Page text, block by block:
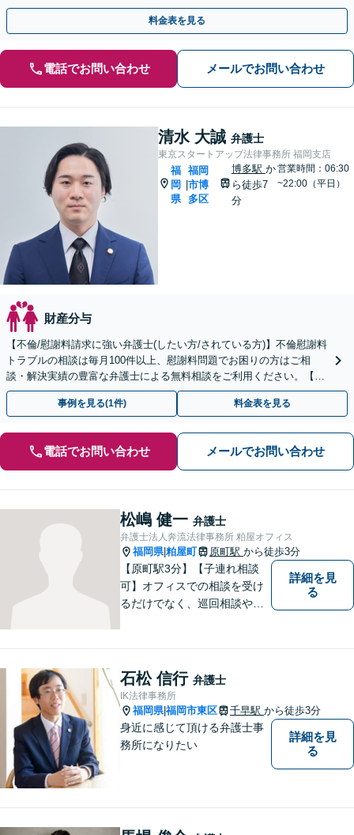
をご提案いたします
料金表を見る
電話でお問い合わせ メールでお問い合わせ
清水 大誠 弁護士
東京スタートアップ法律事務所 福岡支店
福
岡
県
|
福岡
市博
多区
博多駅 か
ら徒歩7
分
営業時間：06:30
~22:00（平日）
財産分与
【不倫/慰謝料請求に強い弁護士(したい方/されている方)】不倫慰謝料
トラブルの相談は毎月100件以上、慰謝料問題でお困りの方はご相
談・解決実績の豊富な弁護士による無料相談をご利用ください。【不
倫相談は初回0円】【福岡県全域対応】
事例を見る(1件) 料金表を見る
電話でお問い合わせ メールでお問い合わせ
松嶋 健一 弁護士
弁護士法人奔流法律事務所 粕屋オフィス
福岡県|粕屋町 原町駅 から徒歩3分
【原町駅3分】【子連れ相談
可】オフィスでの相談を受け
るだけでなく、巡回相談や出
に対応しております。安心し
てお任せください。
詳細を見
る
石松 信行 弁護士
IK法律事務所
福岡県|福岡市東区 千早駅 から徒歩3分
身近に感じて頂ける弁護士事
務所になりたい
詳細を見
る